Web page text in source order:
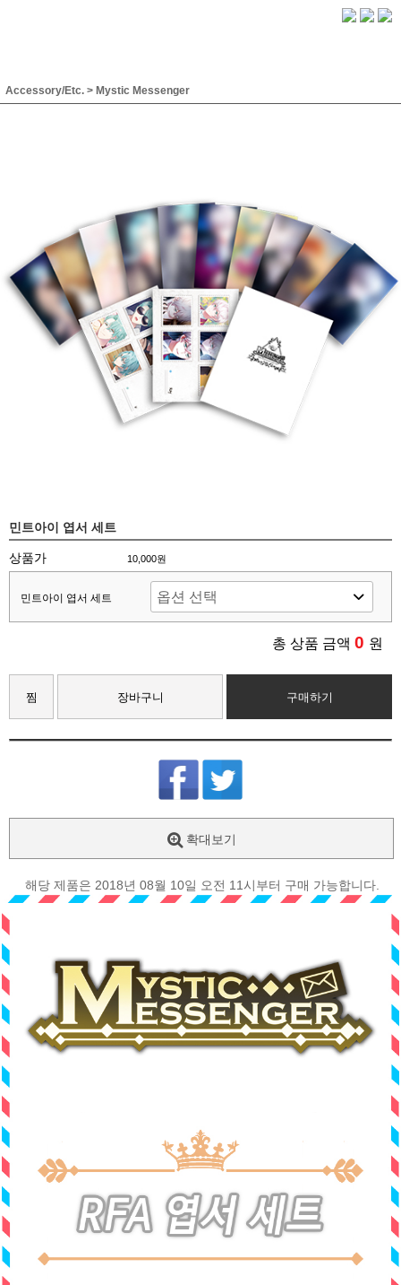
Accessory/Etc. > Mystic Messenger
민트아이 엽서 세트
상품가 10,000원
민트아이 엽서 세트
총 상품 금액 0 원
찜 장바구니 구매하기
확대보기
해당 제품은 2018년 08월 10일 오전 11시부터 구매 가능합니다.